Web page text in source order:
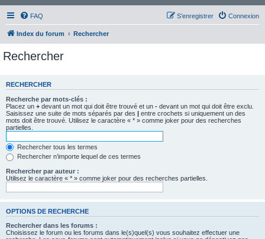
FAQ Connexion
S’enregistrer
Index du forum Rechercher
Rechercher
RECHERCHER
Recherche par mots-clés :
Placez un + devant un mot qui doit être trouvé et un - devant un mot qui doit être exclu.
Saisissez une suite de mots séparés par des | entre crochets si uniquement un des
mots doit être trouvé. Utilisez le caractère « * » comme joker pour des recherches
partielles.
Rechercher tous les termes
Rechercher n’importe lequel de ces termes
Rechercher par auteur :
Utilisez le caractère « * » comme joker pour des recherches partielles.
OPTIONS DE RECHERCHE
Rechercher dans les forums :
Choisissez le forum ou les forums dans le(s)quel(s) vous souhaitez effectuer une